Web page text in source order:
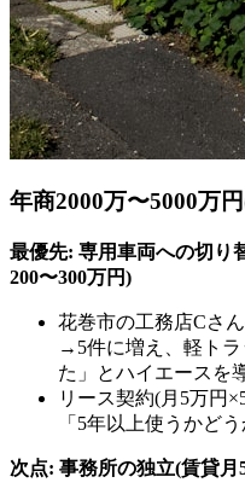
年商2000万〜5000万
最優先: 専用車両への切り
200〜300万円)
花巻市の工務店Cさ
→5件に増え、軽ト
た」とハイエースを
リース契約(月5万円
「5年以上使うかどう
次点: 事務所の独立(賃貸月